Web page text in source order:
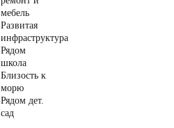
мебель
Развитая
инфраструктура
Рядом
школа
Близость к
морю
Рядом дет.
сад